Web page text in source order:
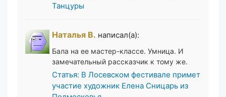
Танцуры
Наталья В. написал(а):
Бала на ее мастер-классе. Умница. И
замечательный рассказчик к тому же.
Статья: В Лосевском фестивале примет
участие художник Елена Сницарь из